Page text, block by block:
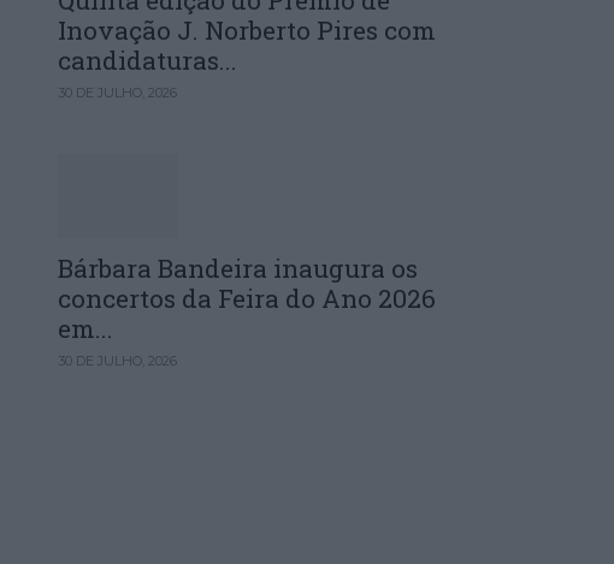
Inovação J. Norberto Pires com
candidaturas...
30 DE JULHO, 2026
Bárbara Bandeira inaugura os
concertos da Feira do Ano 2026
em...
30 DE JULHO, 2026